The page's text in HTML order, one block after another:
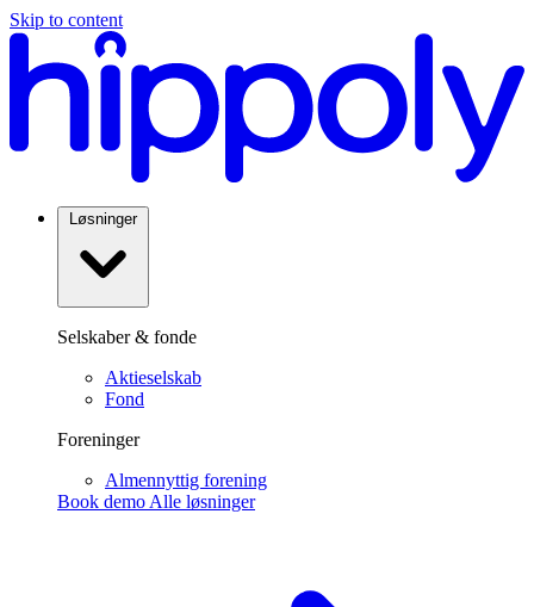
Skip to content
Løsninger
Selskaber & fonde
Aktieselskab
Fond
Foreninger
Almennyttig forening
Book demo Alle løsninger